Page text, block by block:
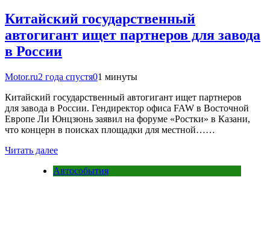
Китайский государственный
автогигант ищет партнеров для завода
в России
Motor.ru2 года спустя01 минуты
Китайский государственный автогигант ищет партнеров
для завода в России. Гендиректор офиса FAW в Восточной
Европе Ли Юнцзюнь заявил на форуме «Ростки» в Казани,
что концерн в поисках площадки для местной……
Читать далее
Автособытия